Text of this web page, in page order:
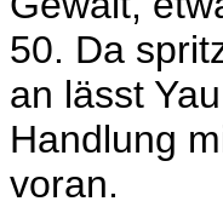
50. Da
an lässt
Handlung
voran.